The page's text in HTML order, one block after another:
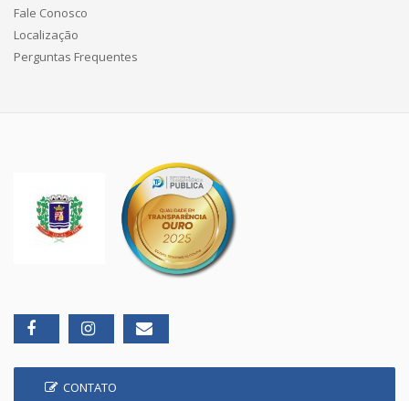
Fale Conosco
Localização
Perguntas Frequentes
CONTATO